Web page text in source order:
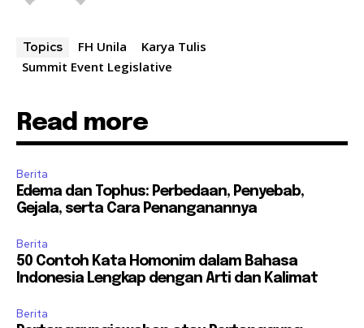
Topics FH Unila
Karya Tulis
Summit Event Legislative
Read more
Berita
Edema dan Tophus: Perbedaan, Penyebab,
Gejala, serta Cara Penanganannya
Berita
50 Contoh Kata Homonim dalam Bahasa
Indonesia Lengkap dengan Arti dan Kalimat
Berita